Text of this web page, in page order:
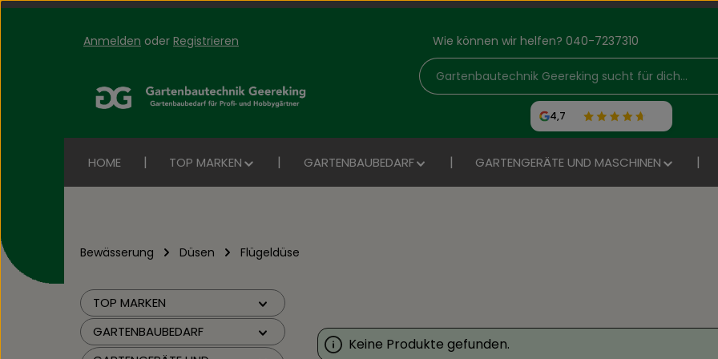
Zum Hauptinhalt springen
Zur Suche springen
Zur Hauptnavigation springen
Anmelden oder Registrieren Wie können wir helfen? 040-7237310
4,7
HOME TOP MARKEN GARTENBAUBEDARF GARTENGERÄTE UND MASCHINEN
Bewässerung Düsen Flügeldüse
TOP MARKEN
GARTENBAUBEDARF
Keine Produkte gefunden.